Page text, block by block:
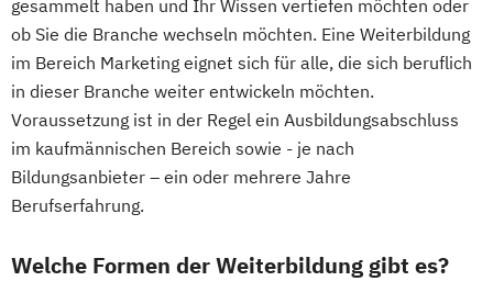
gesammelt haben und Ihr Wissen vertiefen möchten oder
ob Sie die Branche wechseln möchten. Eine Weiterbildung
im Bereich Marketing eignet sich für alle, die sich beruflich
in dieser Branche weiter entwickeln möchten.
Voraussetzung ist in der Regel ein Ausbildungsabschluss
im kaufmännischen Bereich sowie - je nach
Bildungsanbieter – ein oder mehrere Jahre
Berufserfahrung.
Welche Formen der Weiterbildung gibt es?